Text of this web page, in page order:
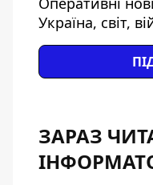
Україна, світ,
ЗАРАЗ